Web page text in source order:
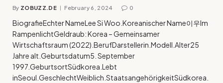
By ZOBUZZ.DE February 6, 2024 0
BiografieEchter NameLee Si Woo.Koreanischer Name이우Im
RampenlichtGeldraub: Korea – Gemeinsamer
Wirtschaftsraum (2022).BerufDarstellerin.Modell.Alter25
Jahre alt.Geburtsdatum5. September
1997.GeburtsortSüdkorea.Lebt
inSeoul.GeschlechtWeiblich.StaatsangehörigkeitSüdkorea.